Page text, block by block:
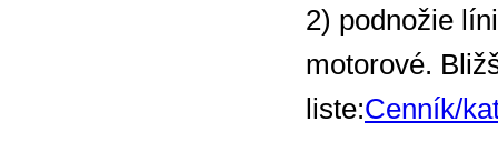
2) podnožie
motorové.
liste:Cenník/